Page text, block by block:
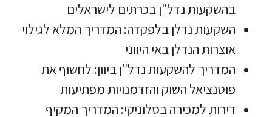
בהשקעות נדל"ן בכרתים לישראלים
השקעות נדלן בלפקדה: המדריך המלא לגילוי
אוצרות הנדלן באי היווני
המדריך להשקעות נדל"ן ביוון: לחשוף את
פוטנציאל השוק והזדמנויות מפתיעות
דירות למכירה בסלוניקי: המדריך המקיף